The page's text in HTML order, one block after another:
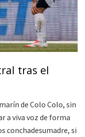
tras el
de Colo Colo, sin
a viva voz de forma
conchadesumadre, si